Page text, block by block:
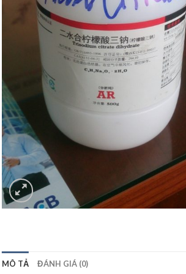
MÔ TẢ ĐÁNH GIÁ (0)